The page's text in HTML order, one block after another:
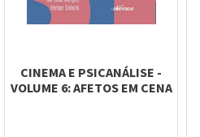
CINEMA E PSICANÁLISE -
VOLUME 6: AFETOS EM CENA